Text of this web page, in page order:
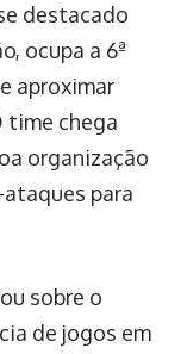
destacado
ocupa a 6ª
aproximar
time chega
organização
para
sobre o
de jogos em